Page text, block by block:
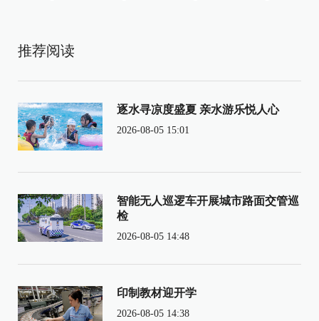
推荐阅读
逐水寻凉度盛夏 亲水游乐悦人心
2026-08-05 15:01
智能无人巡逻车开展城市路面交管巡
检
2026-08-05 14:48
印制教材迎开学
2026-08-05 14:38